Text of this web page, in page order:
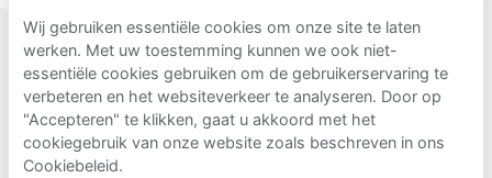
Populaire
bestemmingen
in de
buurt
Wij gebruiken essentiële cookies om onze site te laten
werken. Met uw toestemming kunnen we ook niet-
essentiële cookies gebruiken om de gebruikerservaring te
verbeteren en het websiteverkeer te analyseren. Door op
"Accepteren" te klikken, gaat u akkoord met het
cookiegebruik van onze website zoals beschreven in ons
Cookiebeleid.